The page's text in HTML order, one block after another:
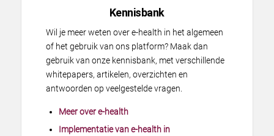
Kennisbank
Wil je meer weten over e-health in het algemeen
of het gebruik van ons platform? Maak dan
gebruik van onze kennisbank, met verschillende
whitepapers, artikelen, overzichten en
antwoorden op veelgestelde vragen.
Meer over e-health
Implementatie van e-health in